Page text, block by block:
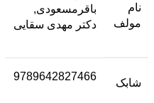
نام
مولف
باقرمسعودی,
دکتر مهدی سقایی
شابک
9789642827466